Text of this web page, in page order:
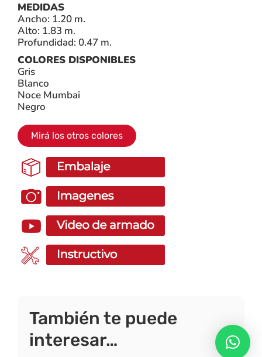
MEDIDAS
Ancho: 1.20 m.
Alto: 1.83 m.
Profundidad: 0.47 m.
COLORES DISPONIBLES
Gris
Blanco
Noce Mumbai
Negro
Mirá los otros colores
También te puede
interesar…